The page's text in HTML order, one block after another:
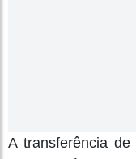
A transferência